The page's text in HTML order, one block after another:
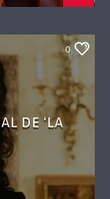
0
DE ‘LA